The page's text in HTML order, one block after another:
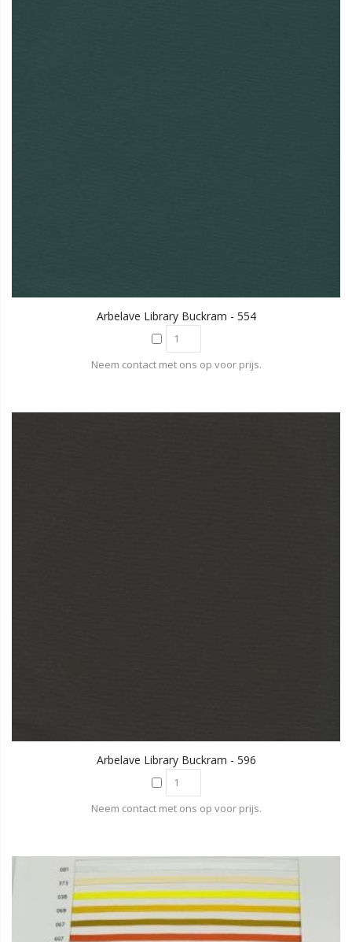
Arbelave Library Buckram - 554
Neem contact met ons op voor prijs.
Arbelave Library Buckram - 596
Neem contact met ons op voor prijs.